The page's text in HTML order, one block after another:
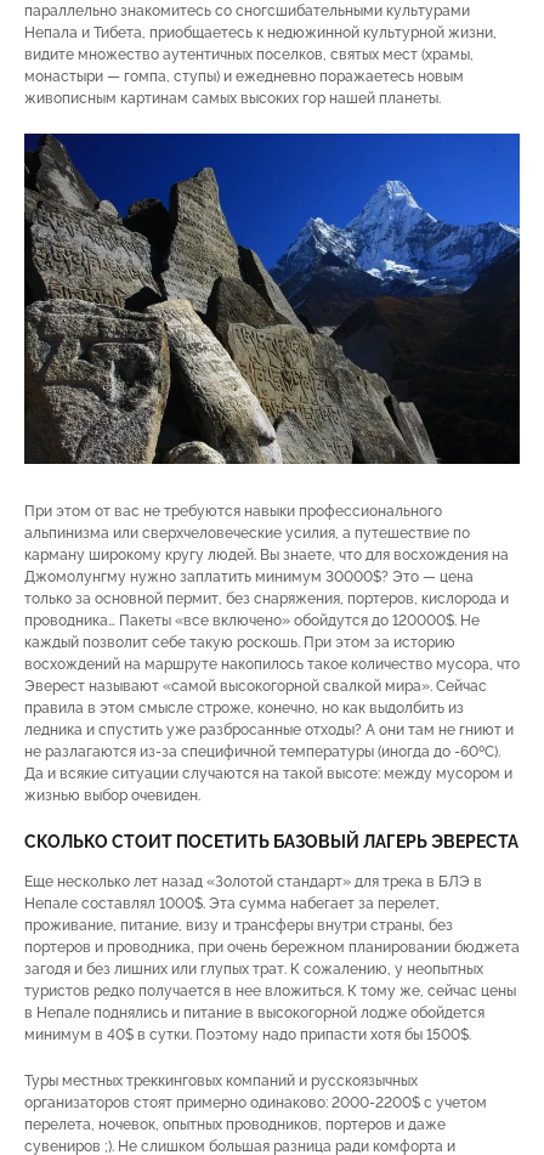
параллельно знакомитесь со сногсшибательными культурами
Непала и Тибета, приобщаетесь к недюжинной культурной жизни,
видите множество аутентичных поселков, святых мест (храмы,
монастыри — гомпа, ступы) и ежедневно поражаетесь новым
живописным картинам самых высоких гор нашей планеты.
При этом от вас не требуются навыки профессионального
альпинизма или сверхчеловеческие усилия, а путешествие по
карману широкому кругу людей. Вы знаете, что для восхождения на
Джомолунгму нужно заплатить минимум 30000$? Это — цена
только за основной пермит, без снаряжения, портеров, кислорода и
проводника… Пакеты «все включено» обойдутся до 120000$. Не
каждый позволит себе такую роскошь. При этом за историю
восхождений на маршруте накопилось такое количество мусора, что
Эверест называют «самой высокогорной свалкой мира». Сейчас
правила в этом смысле строже, конечно, но как выдолбить из
ледника и спустить уже разбросанные отходы? А они там не гниют и
не разлагаются из-за специфичной температуры (иногда до -60ºС).
Да и всякие ситуации случаются на такой высоте: между мусором и
жизнью выбор очевиден.
СКОЛЬКО СТОИТ ПОСЕТИТЬ БАЗОВЫЙ ЛАГЕРЬ ЭВЕРЕСТА
Еще несколько лет назад «Золотой стандарт» для трека в БЛЭ в
Непале составлял 1000$. Эта сумма набегает за перелет,
проживание, питание, визу и трансферы внутри страны, без
портеров и проводника, при очень бережном планировании бюджета
загодя и без лишних или глупых трат. К сожалению, у неопытных
туристов редко получается в нее вложиться. К тому же, сейчас цены
в Непале поднялись и питание в высокогорной лодже обойдется
минимум в 40$ в сутки. Поэтому надо припасти хотя бы 1500$.
Туры местных треккинговых компаний и русскоязычных
организаторов стоят примерно одинаково: 2000-2200$ с учетом
перелета, ночевок, опытных проводников, портеров и даже
сувениров ;). Не слишком большая разница ради комфорта и